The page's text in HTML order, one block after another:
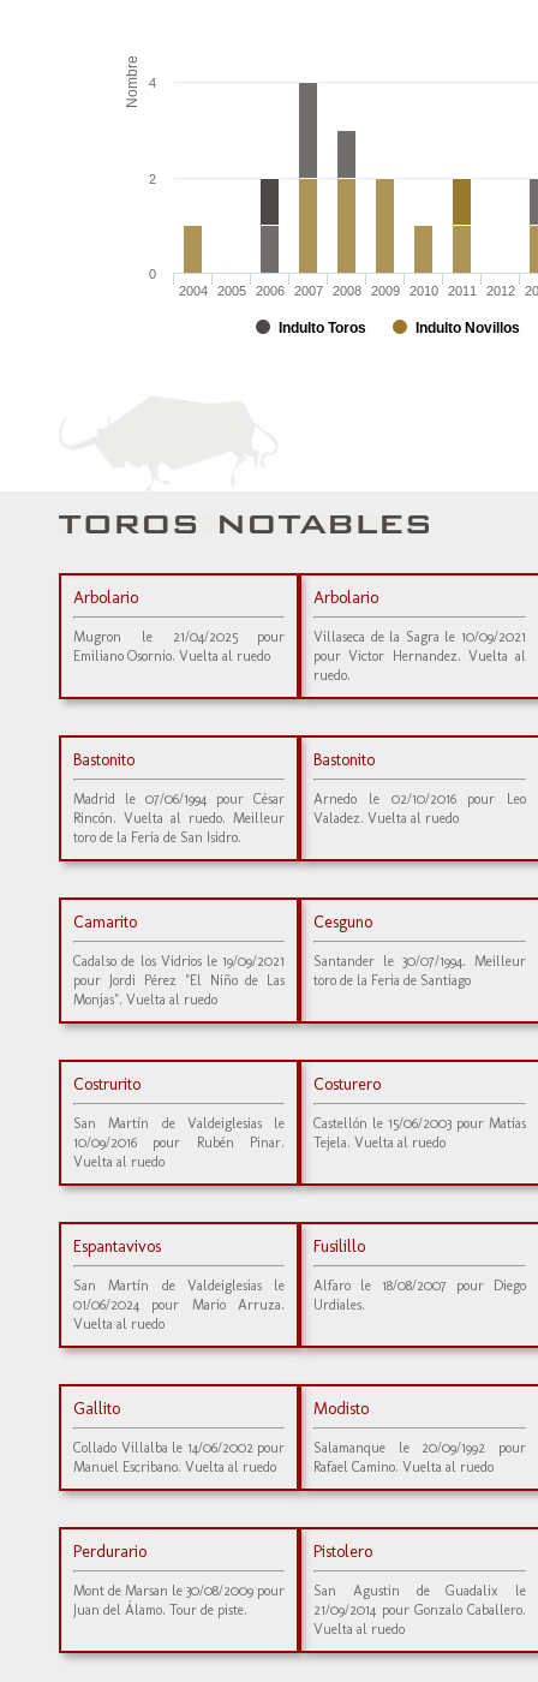
Nombre
Indulto Toros Indulto Novillos
2004 2005 2006 2007 2008 2009 2010 2011 2012
0
2
4
Arbolario
Mugron le 21/04/2025 pour
Emiliano Osornio. Vuelta al ruedo
Arbolario
Villaseca de la Sagra le 10/09/2021
pour Victor Hernandez. Vuelta al
ruedo.
Bastonito
Madrid le 07/06/1994 pour César
Rincón. Vuelta al ruedo. Meilleur
toro de la Feria de San Isidro.
Bastonito
Arnedo le 02/10/2016 pour Leo
Valadez. Vuelta al ruedo
Camarito
Cadalso de los Vidrios le 19/09/2021
pour Jordi Pérez "El Niño de Las
Monjas". Vuelta al ruedo
Cesguno
Santander le 30/07/1994. Meilleur
toro de la Feria de Santiago
Costrurito
San Martín de Valdeiglesias le
10/09/2016 pour Rubén Pinar.
Vuelta al ruedo
Costurero
Castellón le 15/06/2003 pour Matías
Tejela. Vuelta al ruedo
Espantavivos
San Martín de Valdeiglesias le
01/06/2024 pour Mario Arruza.
Vuelta al ruedo
Fusilillo
Alfaro le 18/08/2007 pour Diego
Urdiales.
Gallito
Collado Villalba le 14/06/2002 pour
Manuel Escribano. Vuelta al ruedo
Modisto
Salamanque le 20/09/1992 pour
Rafael Camino. Vuelta al ruedo
Perdurario
Mont de Marsan le 30/08/2009 pour
Juan del Álamo. Tour de piste.
Pistolero
San Agustin de Guadalix le
21/09/2014 pour Gonzalo Caballero.
Vuelta al ruedo